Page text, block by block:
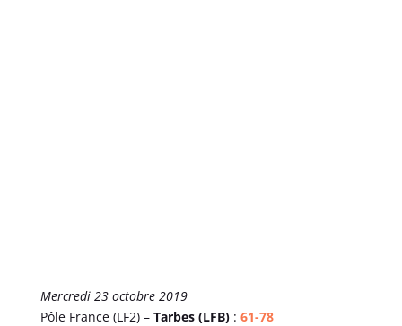
Mercredi 23 octobre 2019
Pôle France (LF2) – Tarbes (LFB): 61-78